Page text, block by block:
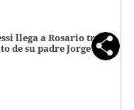
llega a Rosario tras
de su padre Jorge